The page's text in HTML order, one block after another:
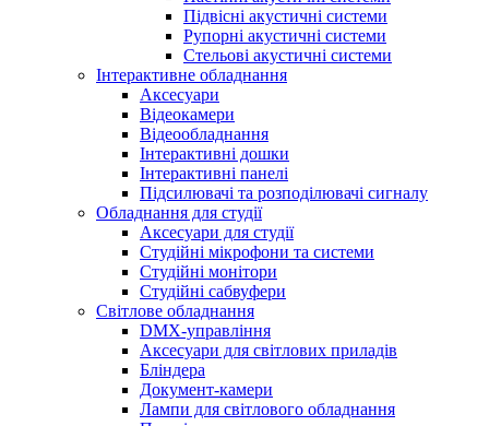
Підвісні акустичні системи
Рупорні акустичні системи
Стельові акустичні системи
Інтерактивне обладнання
Аксесуари
Відеокамери
Відеообладнання
Інтерактивні дошки
Інтерактивні панелі
Підсилювачі та розподілювачі сигналу
Обладнання для студії
Аксесуари для студії
Студійні мікрофони та системи
Студійні монітори
Студійні сабвуфери
Світлове обладнання
DMX-управління
Аксесуари для світлових приладів
Бліндера
Документ-камери
Лампи для світлового обладнання